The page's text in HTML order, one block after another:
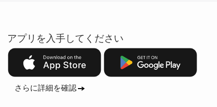
アプリを入手してください
さらに詳細を確認